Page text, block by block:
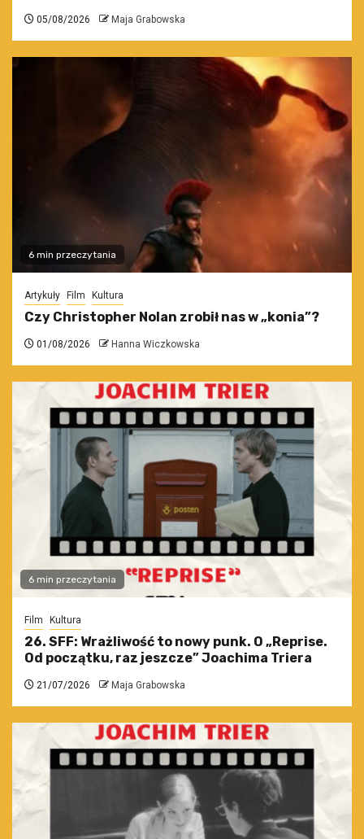
05/08/2026 Maja Grabowska
6 min przeczytania
Artykuły Film Kultura
Czy Christopher Nolan zrobił nas w „konia”?
01/08/2026 Hanna Wiczkowska
6 min przeczytania
Film Kultura
26. SFF: Wrażliwość to nowy punk. O „Reprise.
Od początku, raz jeszcze” Joachima Triera
21/07/2026 Maja Grabowska